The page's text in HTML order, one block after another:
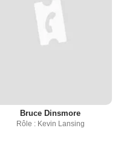
Bruce Dinsmore
Rôle : Kevin Lansing